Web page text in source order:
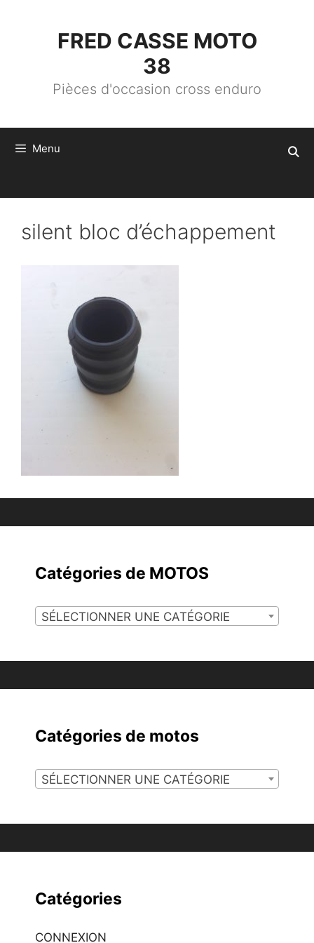
FRED CASSE MOTO
38
Pièces d'occasion cross enduro
Menu
silent bloc d’échappement
Catégories de MOTOS
SÉLECTIONNER UNE CATÉGORIE
Catégories de motos
SÉLECTIONNER UNE CATÉGORIE
Catégories
CONNEXION